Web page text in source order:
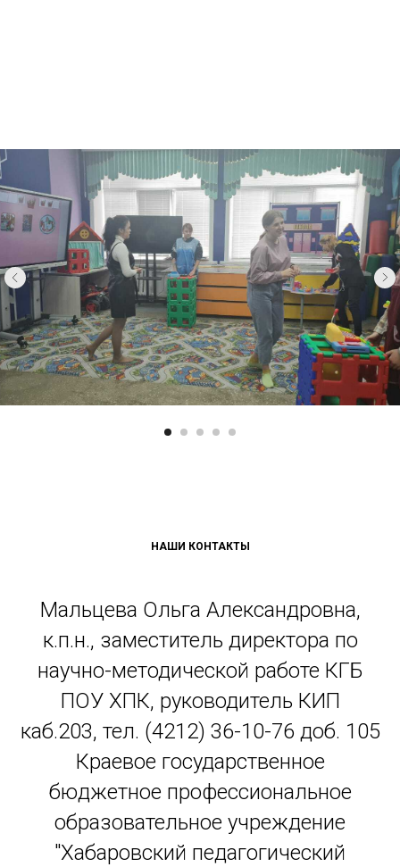
НАШИ КОНТАКТЫ
Мальцева Ольга Александровна,
к.п.н., заместитель директора по
научно-методической работе КГБ
ПОУ ХПК, руководитель КИП
каб.203, тел. (4212) 36-10-76 доб. 105
Краевое государственное
бюджетное профессиональное
образовательное учреждение
"Хабаровский педагогический